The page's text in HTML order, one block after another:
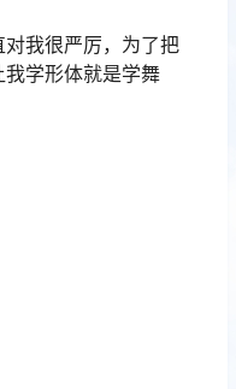
我很严厉，为了把
学形体就是学舞